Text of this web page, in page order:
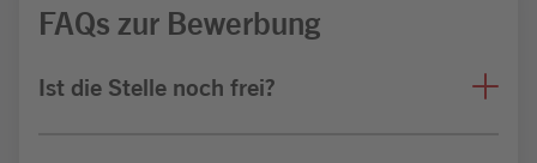
FAQs zur Bewerbung
Ist die Stelle noch frei?